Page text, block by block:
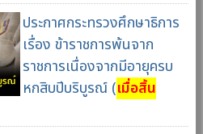
ประกาศกระทรวงศึกษาธิการ
เรื่อง ข้าราชการพ้นจาก
ราชการเนื่องจากมีอายุครบ
หกสิบปีบริบูรณ์ (เมื่อสิ้น